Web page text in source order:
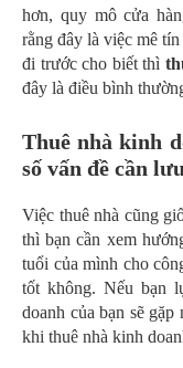
hơn, quy mô cửa
rằng đây là việc mê
đi trước cho biết thì
đây là điều bình
Thuê nhà kinh
số vấn đề cần
Việc thuê nhà cũng
thì bạn cần xem
tuổi của mình cho
tốt không. Nếu bạn
doanh của bạn sẽ
khi thuê nhà kinh